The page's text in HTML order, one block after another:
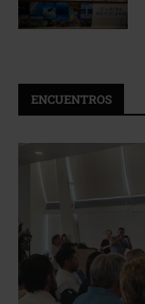
ENCUENTROS